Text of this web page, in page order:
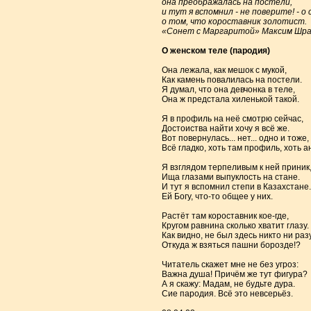
и тут я вспомнил - не поверите! - о
о том, что короставник золотист.
«Сонет с Маргаритой» Максим
О женском теле (пародия)
Она лежала, как мешок с мукой,
Как камень повалилась на постели.
Я думал, что она девчонка в теле,
Она ж предстала хиленькой такой.
Я в профиль на неё смотрю сейчас,
Достоиства найти хочу я всё же.
Вот повернулась... нет... одно и тоже,
Всё гладко, хоть там профиль, хоть
Я взглядом терпеливым к ней приник,
Ища глазами выпуклость на стане.
И тут я вспомнил степи в Казахстане.
Ей Богу, что-то общее у них.
Растёт там короставник кое-где,
Кругом равнина сколько хватит глазу.
Как видно, не был здесь никто ни
Откуда ж взяться пашни борозде!?
Читатель скажет мне не без угроз:
Важна душа! Причём же тут фигура?
А я скажу: Мадам, не будьте дура.
Сие пародия. Всё это невсерьёз.